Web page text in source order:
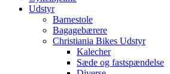
Udstyr
Barnestole
Bagagebærere
Christiania Bikes Udstyr
Kalecher
Sæde og fastspændelse